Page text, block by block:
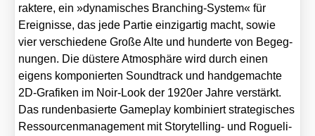
rak­te­re, ein »dyna­mi­sches Bran­ching-Sys­tem« für
Ereig­nis­se, das jede Par­tie ein­zig­ar­tig macht, sowie
vier ver­schie­de­ne Gro­ße Alte und hun­der­te von Begeg­
nun­gen. Die düs­te­re Atmo­sphä­re wird durch einen
eigens kom­po­nier­ten Sound­track und hand­ge­mach­te
2D-Gra­fi­ken im Noir-Look der 1920er Jah­re ver­stärkt.
Das run­den­ba­sier­te Game­play kom­bi­niert stra­te­gi­sches
Res­sour­cen­ma­nage­ment mit Sto­rytel­ling- und Rogue­li­